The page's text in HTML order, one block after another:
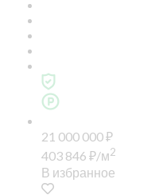
21 000 000₽
403 846 ₽/м2
В избранное